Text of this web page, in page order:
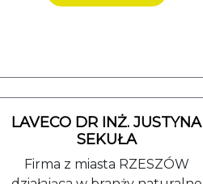
LAVECO DR INŻ. JUSTYNA
SEKUŁA
Firma z miasta RZESZÓW